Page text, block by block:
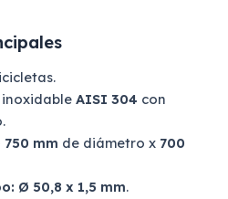
AISI 304 con
750 mm de diámetro x 700
Ø 50,8 x 1,5 mm.